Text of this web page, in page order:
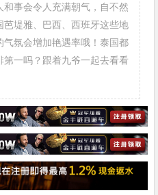
事会令人充满朝气，自不然
堤雅、巴西、西班牙这些地
氛会增加艳遇率哦！泰国都
一吗？跟着九爷一起去看看